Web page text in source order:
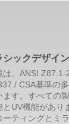
ックデザイン
は、ANSI Z87.1-
/ CSA基準の
ます。すべての
UV機能があり
ーティングとミ